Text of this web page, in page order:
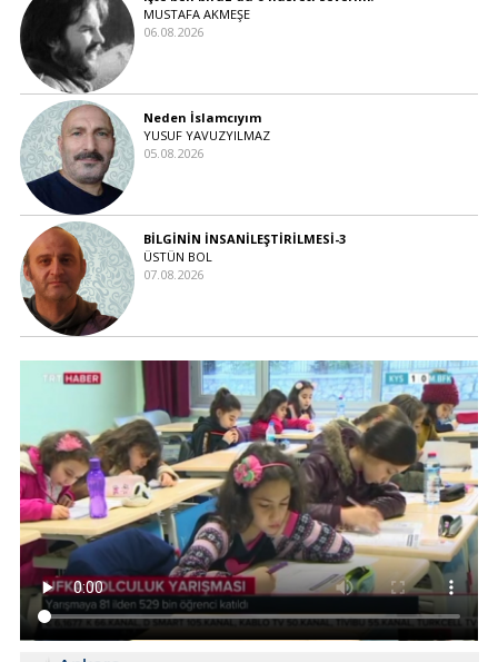
MUSTAFA AKMEŞE
06.08.2026
Neden İslamcıyım
YUSUF YAVUZYILMAZ
05.08.2026
BİLGİNİN İNSANİLEŞTİRİLMESİ-3
ÜSTÜN BOL
07.08.2026